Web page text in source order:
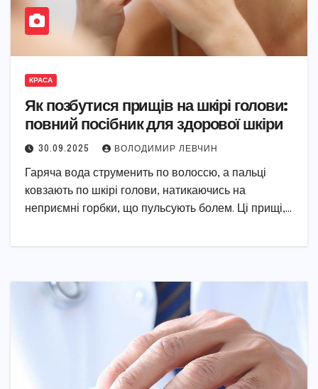
КРАСА
Як позбутися прищів на шкірі голови:
повний посібник для здорової шкіри
30.09.2025 ВОЛОДИМИР ЛЕВЧИН
Гаряча вода струменить по волоссю, а пальці
ковзають по шкірі голови, натикаючись на
неприємні горбки, що пульсують болем. Ці прищі,…